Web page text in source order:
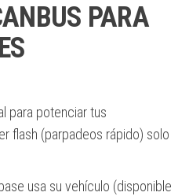
PARA
para potenciar tus
flash (parpadeos rápido) solo
usa su vehículo (disponible